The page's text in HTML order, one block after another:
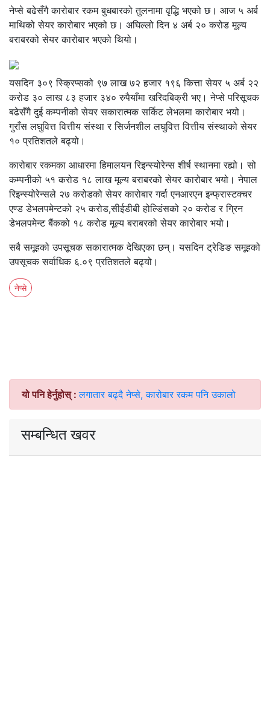
नेप्से बढेसँगै कारोबार रकम बुधबारको तुलनामा वृद्धि भएको छ। आज ५ अर्ब
माथिको सेयर कारोबार भएको छ। अघिल्लो दिन ४ अर्ब २० करोड मूल्य
बराबरको सेयर कारोबार भएको थियो।
यसदिन ३०९ स्क्रिप्सको ९७ लाख ७२ हजार १९६ कित्ता सेयर ५ अर्ब २२
करोड ३० लाख ८३ हजार ३४० रुपैयाँमा खरिदबिक्री भए। नेप्से परिसूचक
बढेसँगै दुई कम्पनीको सेयर सकारात्मक सर्किट लेभलमा कारोबार भयो।
गुराँस लघुवित्त वित्तीय संस्था र सिर्जनशील लघुवित्त वित्तीय संस्थाको सेयर
१० प्रतिशतले बढ्यो।
कारोबार रकमका आधारमा हिमालयन रिइन्स्योरेन्स शीर्ष स्थानमा रह्यो। सो
कम्पनीको ५१ करोड १८ लाख मूल्य बराबरको सेयर कारोबार भयो। नेपाल
रिइन्स्योरेन्सले २७ करोडको सेयर कारोबार गर्दा एनआरएन इन्फ्रास्टक्चर
एण्ड डेभलपमेन्टको २५ करोड,सीईडीबी होल्डिंसको २० करोड र ग्रिन
डेभलपमेन्ट बैंकको १८ करोड मूल्य बराबरको सेयर कारोबार भयो।
सबै समूहको उपसूचक सकारात्मक देखिएका छन्। यसदिन ट्रेडिङ समूहको
उपसूचक सर्वाधिक ६.०९ प्रतिशतले बढ्यो।
नेप्से
यो पनि हेर्नुहोस् :लगातार बढ्दै नेप्से, कारोबार रकम पनि उकालो
सम्बन्धित खवर